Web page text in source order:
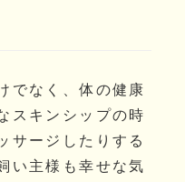
でなく、体の健康
スキンシップの時
サージしたりする
い主様も幸せな気